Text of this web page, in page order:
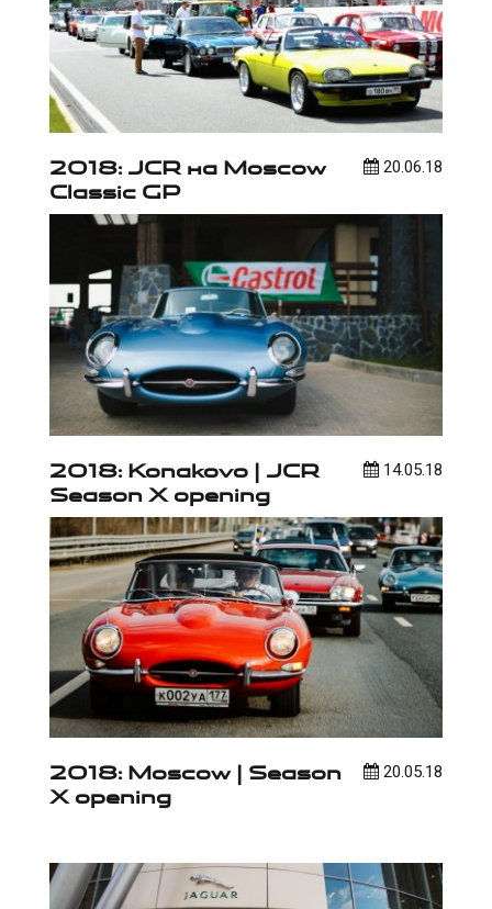
20.06.18
2018: JCR на Moscow
Classic GP
14.05.18
2018: Konakovo | JCR
Season X opening
20.05.18
2018: Moscow | Season
X opening